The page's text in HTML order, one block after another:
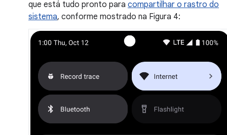
que está tudo pronto para compartilhar o rastro do
sistema, conforme mostrado na Figura 4: